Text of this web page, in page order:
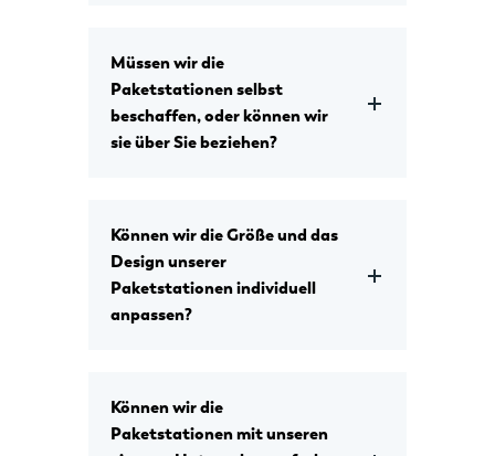
Müssen wir die
Paketstationen selbst
beschaffen, oder können wir
sie über Sie beziehen?
Können wir die Größe und das
Design unserer
Paketstationen individuell
anpassen?
Können wir die
Paketstationen mit unseren